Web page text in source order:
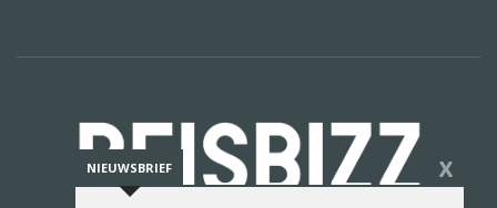
NIEUWSBRIEF X